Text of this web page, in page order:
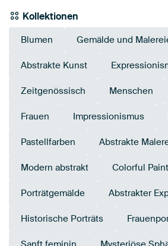
Kollektionen
Blumen Gemälde und
Abstrakte Kunst
Zeitgenössisch Menschen
Frauen Impressionismus
Pastellfarben Abstrakte
Modern abstrakt Colorful
Porträtgemälde Abstrakter
Historische Porträts